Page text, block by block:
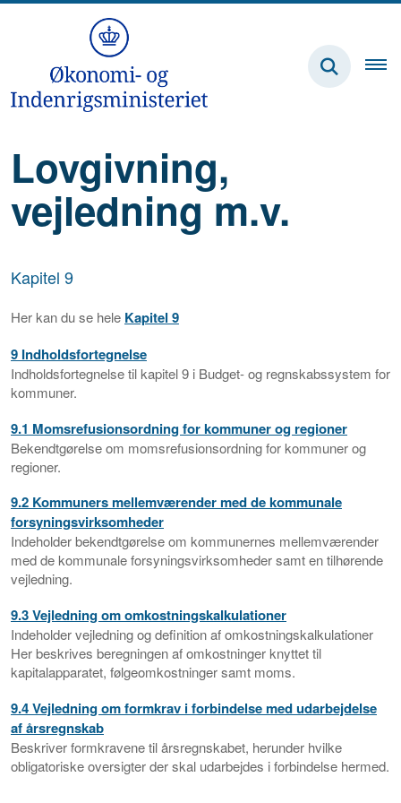
Lovgivning,
vejledning m.v.
Kapitel 9
Her kan du se hele Kapitel 9
9 Indholdsfortegnelse
Indholdsfortegnelse til kapitel 9 i Budget- og regnskabssystem for
kommuner.
9.1 Momsrefusionsordning for kommuner og regioner
Bekendtgørelse om momsrefusionsordning for kommuner og
regioner.
9.2 Kommuners mellemværender med de kommunale
forsyningsvirksomheder
Indeholder bekendtgørelse om kommunernes mellemværender
med de kommunale forsyningsvirksomheder samt en tilhørende
vejledning.
9.3 Vejledning om omkostningskalkulationer
Indeholder vejledning og definition af omkostningskalkulationer
Her beskrives beregningen af omkostninger knyttet til
kapitalapparatet, følgeomkostninger samt moms.
9.4 Vejledning om formkrav i forbindelse med udarbejdelse
af årsregnskab
Beskriver formkravene til årsregnskabet, herunder hvilke
obligatoriske oversigter der skal udarbejdes i forbindelse hermed.